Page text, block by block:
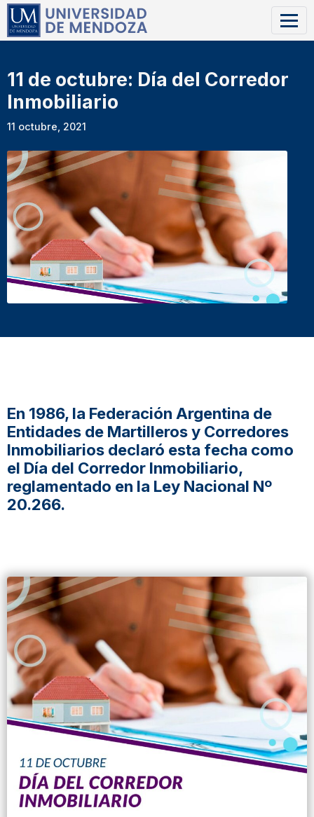
11 de octubre: Día del Corredor
Inmobiliario
11 octubre, 2021
En 1986, la Federación Argentina de
Entidades de Martilleros y Corredores
Inmobiliarios declaró esta fecha como
el Día del Corredor Inmobiliario,
reglamentado en la Ley Nacional Nº
20.266.